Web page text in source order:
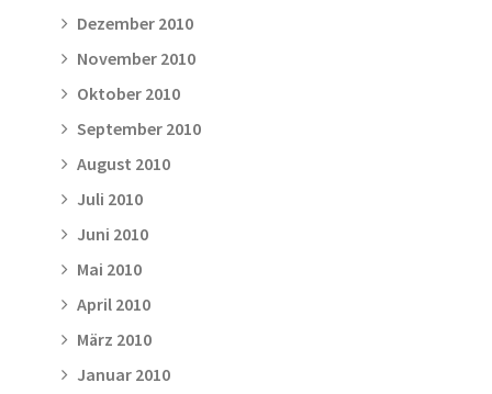
Dezember 2010
November 2010
Oktober 2010
September 2010
August 2010
Juli 2010
Juni 2010
Mai 2010
April 2010
März 2010
Januar 2010